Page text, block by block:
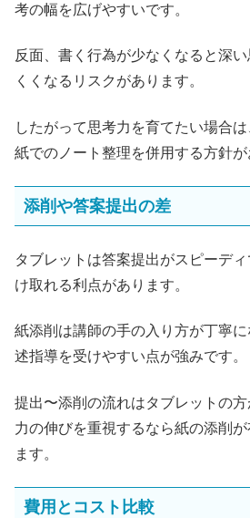
考の幅を広げやすいです。
反面、書く行為が少なくなると深
くくなるリスクがあります。
したがって思考力を育てたい場合
紙でのノート整理を併用する方針が
添削や答案提出の差
タブレットは答案提出がスピーデ
け取れる利点があります。
紙添削は講師の手の入り方が丁寧
述指導を受けやすい点が強みです。
提出〜添削の流れはタブレットの
力の伸びを重視するなら紙の添削
ます。
費用とコスト比較